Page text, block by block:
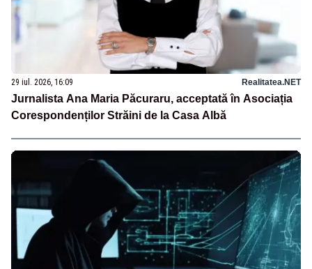
29 iul. 2026, 16:09 Realitatea.NET
Jurnalista Ana Maria Păcuraru, acceptată în Asociația
Corespondenților Străini de la Casa Albă